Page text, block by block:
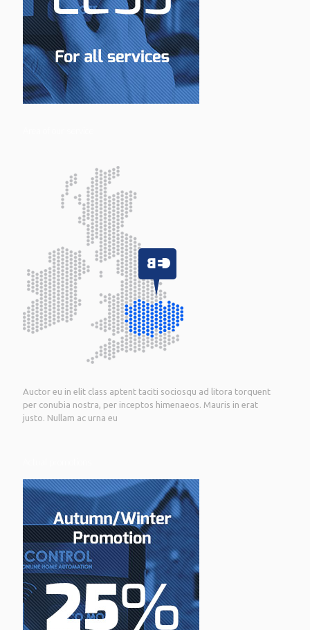
Auctor eu in elit class aptent taciti sociosqu ad litora torquent
per conubia nostra, per inceptos himenaeos. Mauris in erat
justo. Nullam ac urna eu